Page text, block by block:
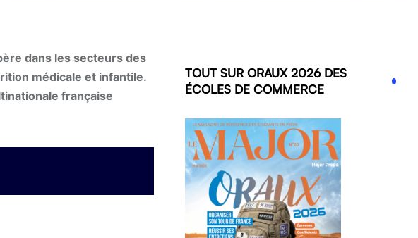
dans les secteurs des
médicale et infantile.
française
TOUT SUR ORAUX 2026 DES
ÉCOLES DE COMMERCE